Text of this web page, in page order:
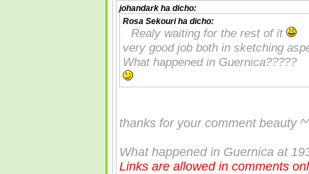
johandark ha dicho:
Rosa Sekouriha dicho:
Realy waiting for the rest of it
very good job both in sketching
What happened in Guernica?????
thanks for your comment beauty
What happened in Guernica at
Links are allowed in comments